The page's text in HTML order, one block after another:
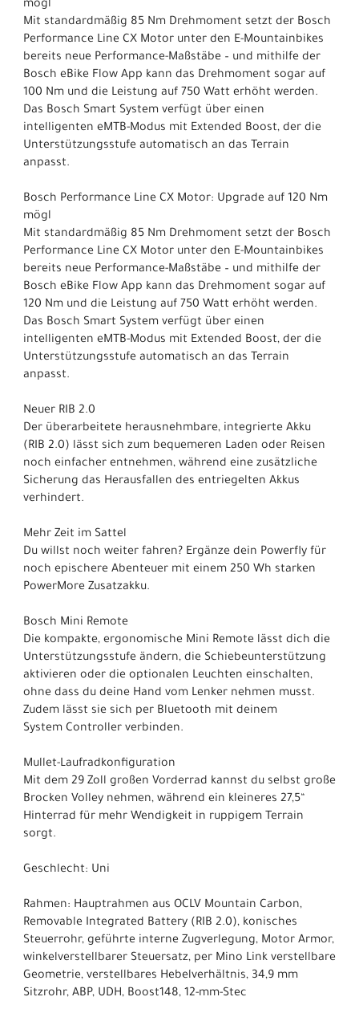
mögl
Mit standardmäßig 85 Nm Drehmoment setzt der Bosch
Performance Line CX Motor unter den E-Mountainbikes
bereits neue Performance-Maßstäbe – und mithilfe der
Bosch eBike Flow App kann das Drehmoment sogar auf
100 Nm und die Leistung auf 750 Watt erhöht werden.
Das Bosch Smart System verfügt über einen
intelligenten eMTB-Modus mit Extended Boost, der die
Unterstützungsstufe automatisch an das Terrain
anpasst.
Bosch Performance Line CX Motor: Upgrade auf 120 Nm
mögl
Mit standardmäßig 85 Nm Drehmoment setzt der Bosch
Performance Line CX Motor unter den E-Mountainbikes
bereits neue Performance-Maßstäbe – und mithilfe der
Bosch eBike Flow App kann das Drehmoment sogar auf
120 Nm und die Leistung auf 750 Watt erhöht werden.
Das Bosch Smart System verfügt über einen
intelligenten eMTB-Modus mit Extended Boost, der die
Unterstützungsstufe automatisch an das Terrain
anpasst.
Neuer RIB 2.0
Der überarbeitete herausnehmbare, integrierte Akku
(RIB 2.0) lässt sich zum bequemeren Laden oder Reisen
noch einfacher entnehmen, während eine zusätzliche
Sicherung das Herausfallen des entriegelten Akkus
verhindert.
Mehr Zeit im Sattel
Du willst noch weiter fahren? Ergänze dein Powerfly für
noch epischere Abenteuer mit einem 250 Wh starken
PowerMore Zusatzakku.
Bosch Mini Remote
Die kompakte, ergonomische Mini Remote lässt dich die
Unterstützungsstufe ändern, die Schiebeunterstützung
aktivieren oder die optionalen Leuchten einschalten,
ohne dass du deine Hand vom Lenker nehmen musst.
Zudem lässt sie sich per Bluetooth mit deinem
System Controller verbinden.
Mullet-Laufradkonfiguration
Mit dem 29 Zoll großen Vorderrad kannst du selbst große
Brocken Volley nehmen, während ein kleineres 27,5“
Hinterrad für mehr Wendigkeit in ruppigem Terrain
sorgt.
Geschlecht: Uni
Rahmen: Hauptrahmen aus OCLV Mountain Carbon,
Removable Integrated Battery (RIB 2.0), konisches
Steuerrohr, geführte interne Zugverlegung, Motor Armor,
winkelverstellbarer Steuersatz, per Mino Link verstellbare
Geometrie, verstellbares Hebelverhältnis, 34,9 mm
Sitzrohr, ABP, UDH, Boost148, 12-mm-Stec